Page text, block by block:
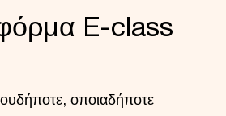
E-class
οποιαδήποτε